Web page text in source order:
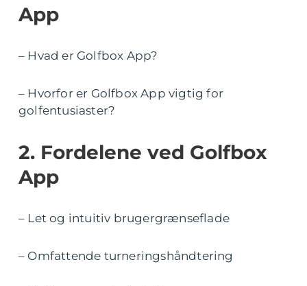
App
– Hvad er Golfbox App?
– Hvorfor er Golfbox App vigtig for
golfentusiaster?
2. Fordelene ved Golfbox
App
– Let og intuitiv brugergrænseflade
– Omfattende turneringshåndtering